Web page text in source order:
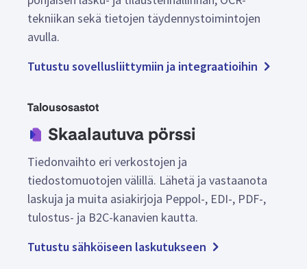
tekniikan sekä tietojen täydennystoimintojen
avulla.
Tutustu sovellusliittymiin ja integraatioihin
Talousosastot
Skaalautuva pörssi
Tiedonvaihto eri verkostojen ja
tiedostomuotojen välillä. Lähetä ja vastaanota
laskuja ja muita asiakirjoja Peppol-, EDI-, PDF-,
tulostus- ja B2C-kanavien kautta.
Tutustu sähköiseen laskutukseen